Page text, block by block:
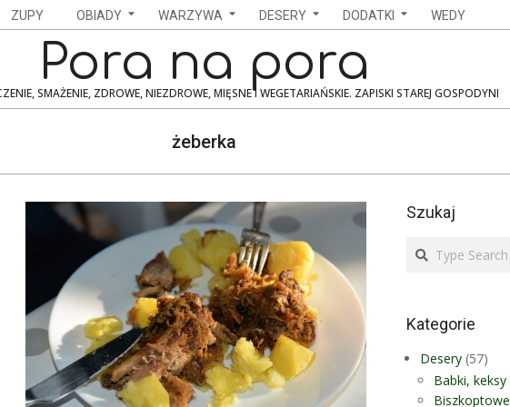
ZUPY OBIADY WARZYWA DESERY DODATKI WEDY
Pora na pora
SMAŻENIE, ZDROWE, NIEZDROWE, MIĘSNE I WEGETARIAŃSKIE. ZAPISKI STAREJ GOSPODYNI
żeberka
Szukaj
Search
Kategorie
Desery (57)
Babki, keksy
Biszkoptowe